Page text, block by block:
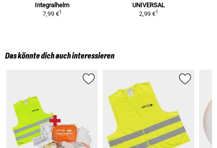
Integralhelm
7,99 €1
UNIVERSAL
2,99 €1
Das könnte dich auch interessieren